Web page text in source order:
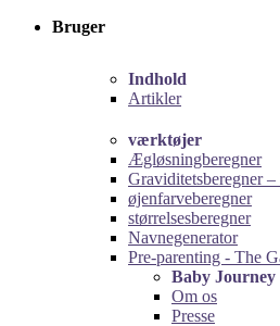
Bruger
Indhold
Artikler
værktøjer
Ægløsningberegner
Graviditetsberegner
øjenfarveberegner
størrelsesberegner
Navnegenerator
Pre-parenting - The
Baby Journey
Om os
Presse